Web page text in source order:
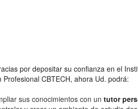
por depositar su confianza en el
Profesional CBTECH, ahora Ud. podrá:
sus conocimientos con un tutor